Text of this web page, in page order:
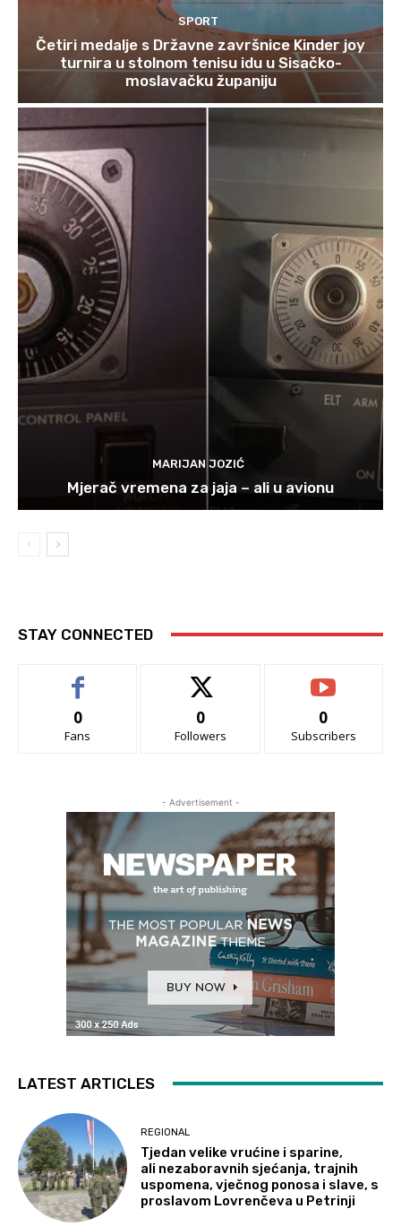
SPORT
Četiri medalje s Državne završnice Kinder joy
turnira u stolnom tenisu idu u Sisačko-
moslavačku županiju
MARIJAN JOZIĆ
Mjerač vremena za jaja – ali u avionu
STAY CONNECTED
0
Fans
0
Followers
0
Subscribers
- Advertisement -
LATEST ARTICLES
REGIONAL
Tjedan velike vrućine i sparine,
ali nezaboravnih sjećanja, trajnih
uspomena, vječnog ponosa i slave, s
proslavom Lovrenčeva u Petrinji